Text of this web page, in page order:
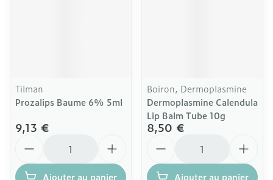
Tilman
Prozalips Baume 6% 5ml
9,13 €
Ajouter au panier
Boiron, Dermoplasmine
Dermoplasmine Calendula
Lip Balm Tube 10g
8,50 €
Ajouter au panier